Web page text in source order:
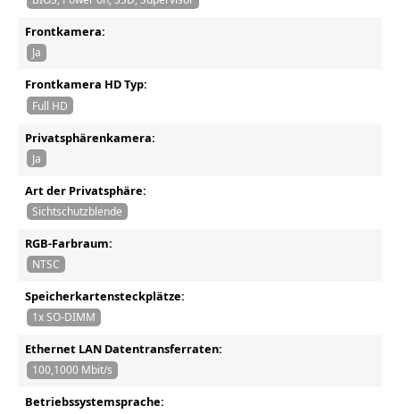
Frontkamera:
Ja
Frontkamera HD Typ:
Full HD
Privatsphärenkamera:
Ja
Art der Privatsphäre:
Sichtschutzblende
RGB-Farbraum:
NTSC
Speicherkartensteckplätze:
1x SO-DIMM
Ethernet LAN Datentransferraten:
100,1000 Mbit/s
Betriebssystemsprache: